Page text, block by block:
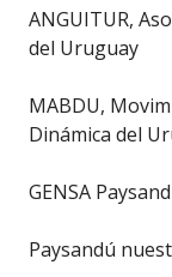
ANGUITUR,
del Uruguay
MABDU,
Dinámica del
GENSA
Paysandú